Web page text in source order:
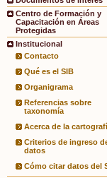
Centro de Formación y
Capacitación en Áreas
Protegidas
Institucional
Contacto
Qué es el SIB
Organigrama
Referencias sobre
taxonomía
Acerca de la
Criterios de ingreso
datos
Cómo citar datos del